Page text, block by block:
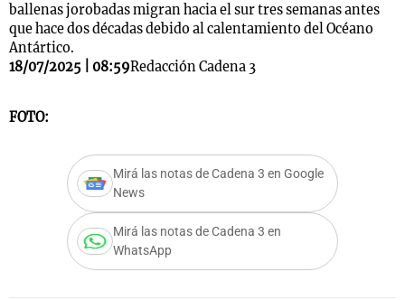
ballenas jorobadas migran hacia el sur tres semanas antes
que hace dos décadas debido al calentamiento del Océano
Antártico.
18/07/2025 | 08:59Redacción Cadena 3
FOTO:
Mirá las notas de Cadena 3 en Google
News
Mirá las notas de Cadena 3 en
WhatsApp
Notas